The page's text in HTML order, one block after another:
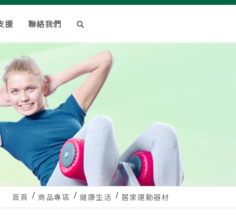
援 聯絡我們
首頁 商品專區 健康生活 居家運動器材